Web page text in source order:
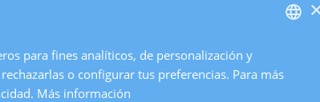
las clínicas más grandes y especializadas de Europa en
para atender cualquier necesidad y prestar unaCATALÀ
para fines analíticos, de personalización y
o configurar tus preferencias. Para más
Más información